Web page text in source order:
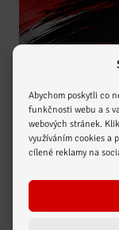
Abychom poskytli co
funkčnosti webu a s
webových stránek.
využíváním cookies a
cílené reklamy na
Aktuality
Podpora